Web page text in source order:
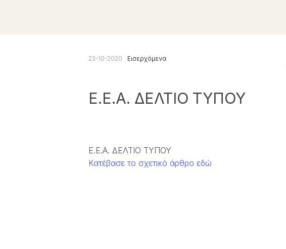
23-10-2020 Εισερχόμενα
Ε.Ε.Α. ΔΕΛΤΙΟ ΤΥΠΟΥ
Ε.Ε.Α. ΔΕΛΤΙΟ ΤΥΠΟΥ
Κατέβασε το σχετικό άρθρο εδώ